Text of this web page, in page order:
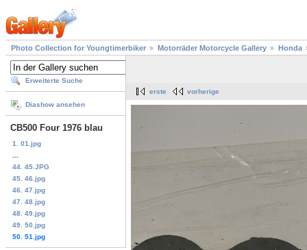
Photo Collection for Youngtimerbiker Motorräder Motorcycle Gallery Honda
Erweiterte Suche
Diashow ansehen
CB500 Four 1976 blau
1. 01.jpg
44. 45.JPG
45. 46.jpg
46. 47.jpg
47. 48.jpg
48. 49.jpg
49. 50.jpg
50. 51.jpg
erste vorherige